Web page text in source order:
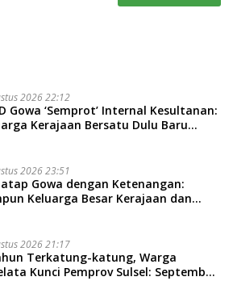
2026 22:12
Gowa ‘Semprot’ Internal Kesultanan:
Kerajaan Bersatu Dulu Baru
2026 23:51
Gowa dengan Ketenangan:
Keluarga Besar Kerajaan dan
Adat dan Adab
2026 21:17
Terkatung-katung, Warga
Kunci Pemprov Sulsel: September